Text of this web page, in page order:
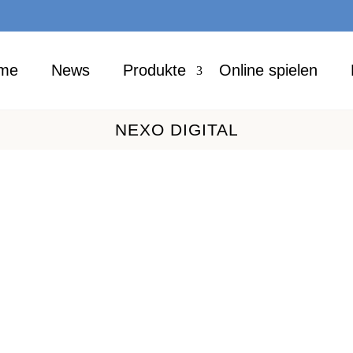
News Pro­duk­te Online spie­len
NEXO DIGI­TAL